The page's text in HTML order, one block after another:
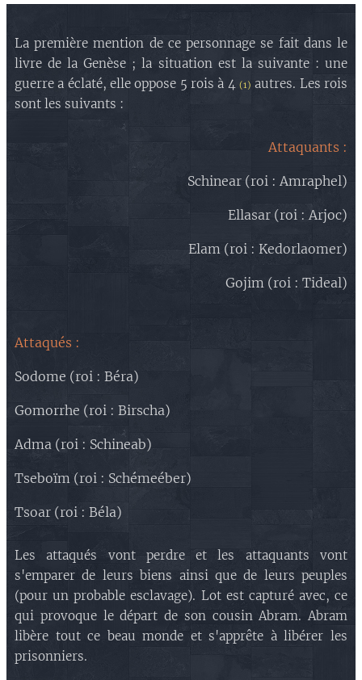
La première mention de ce personnage se fait dans le
livre de la Genèse ; la situation est la suivante : une
guerre a éclaté, elle oppose 5 rois à 4 (1) autres. Les rois
sont les suivants :
Attaquants :
Schinear (roi : Amraphel)
Ellasar (roi : Arjoc)
Elam (roi : Kedorlaomer)
Gojim (roi : Tideal)
Attaqués :
Sodome (roi : Béra)
Gomorrhe (roi : Birscha)
Adma (roi : Schineab)
Tseboïm (roi : Schémeéber)
Tsoar (roi : Béla)
Les attaqués vont perdre et les attaquants vont
s'emparer de leurs biens ainsi que de leurs peuples
(pour un probable esclavage). Lot est capturé avec, ce
qui provoque le départ de son cousin Abram. Abram
libère tout ce beau monde et s'apprête à libérer les
prisonniers.